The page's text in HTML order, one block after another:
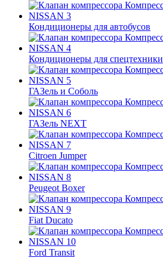
Кондиционеры для автобусов
Кондиционеры для спецтехники
ГАЗель и Соболь
ГАЗель NEXT
Citroen Jumper
Peugeot Boxer
Fiat Ducato
Ford Transit